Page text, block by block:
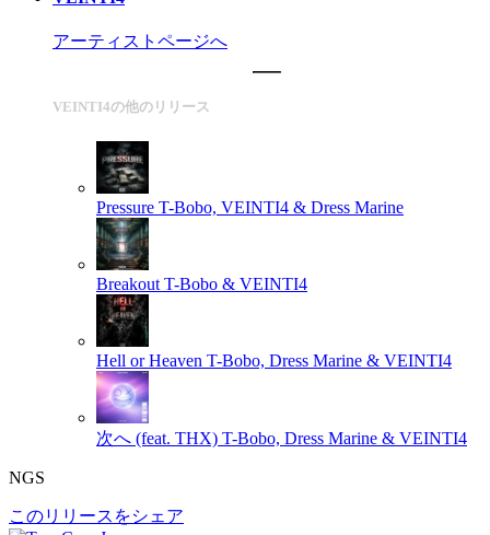
アーティストページへ
VEINTI4の他のリリース
Pressure T-Bobo, VEINTI4 & Dress Marine
Breakout T-Bobo & VEINTI4
Hell or Heaven T-Bobo, Dress Marine & VEINTI4
次へ (feat. THX) T-Bobo, Dress Marine & VEINTI4
NGS
このリリースをシェア